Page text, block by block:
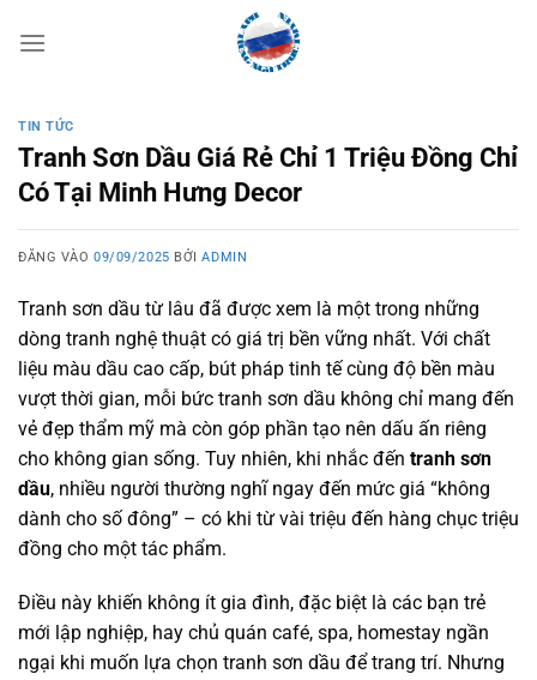
qua
TIN TỨC
Tranh Sơn Dầu Giá Rẻ Chỉ 1 Triệu Đồng Chỉ
Có Tại Minh Hưng Decor
ĐĂNG VÀO09/09/2025 BỞIADMIN
Tranh sơn dầu từ lâu đã được xem là một trong những
dòng tranh nghệ thuật có giá trị bền vững nhất. Với chất
liệu màu dầu cao cấp, bút pháp tinh tế cùng độ bền màu
vượt thời gian, mỗi bức tranh sơn dầu không chỉ mang đến
vẻ đẹp thẩm mỹ mà còn góp phần tạo nên dấu ấn riêng
cho không gian sống. Tuy nhiên, khi nhắc đến tranh sơn
dầu, nhiều người thường nghĩ ngay đến mức giá “không
dành cho số đông” – có khi từ vài triệu đến hàng chục triệu
đồng cho một tác phẩm.
Điều này khiến không ít gia đình, đặc biệt là các bạn trẻ
mới lập nghiệp, hay chủ quán café, spa, homestay ngần
ngại khi muốn lựa chọn tranh sơn dầu để trang trí. Nhưng